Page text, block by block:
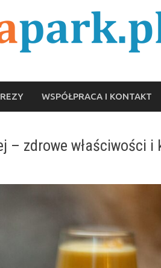
WSPÓŁPRACA I KONTAKT
– zdrowe właściwości i